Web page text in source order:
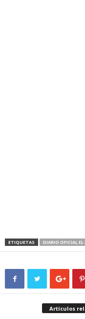
ETIQUETAS DIARIO OFICIAL EL
Artículos